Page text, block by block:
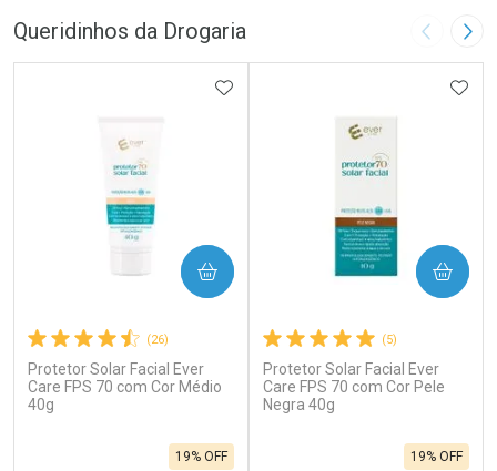
Queridinhos da Drogaria Imagem
(26)
Protetor Solar Facial Ever
Care FPS 70 com Cor Médio
40g
19% OFF
ADICIONAR AOS FAVORITOS
COMPRAR
(5)
Protetor Solar Facial Ever
Care FPS 70 com Cor Pele
Negra 40g
19% OFF
COMPRAR